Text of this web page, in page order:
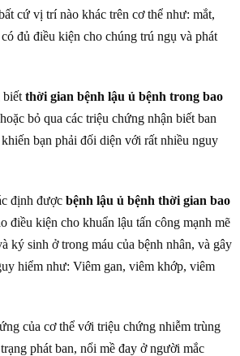
cứ vị trí nào khác trên cơ thể như: mắt,
đủ điều kiện cho chúng trú ngụ và phát
biết thời gian bệnh lậu ủ bệnh trong bao
bỏ qua các triệu chứng nhận biết ban
bạn phải đối diện với rất nhiều nguy
định được bệnh lậu ủ bệnh thời gian bao
điều kiện cho khuẩn lậu tấn công mạnh mẽ
ký sinh ở trong máu của bệnh nhân, và gây
hiểm như: Viêm gan, viêm khớp, viêm
của cơ thể với triệu chứng nhiễm trùng
phát ban, nổi mề đay ở người mắc